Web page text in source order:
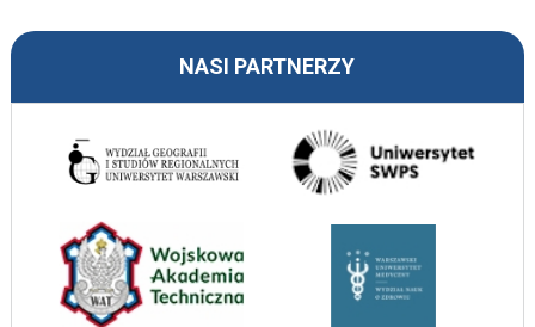
NASI PARTNERZY